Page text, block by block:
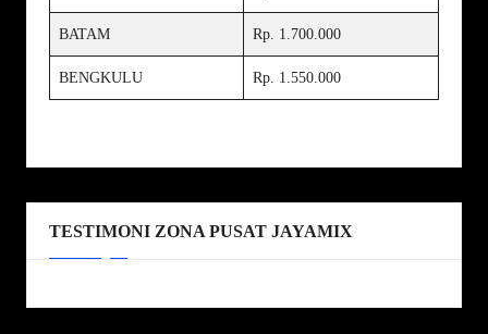
BATAM Rp. 1.700.000
BENGKULU Rp. 1.550.000
TESTIMONI ZONA PUSAT JAYAMIX